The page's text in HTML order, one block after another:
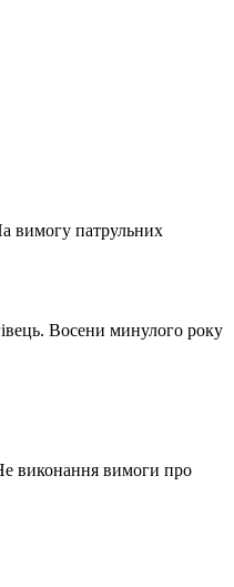
вимогу патрульних
Восени минулого року
виконання вимоги про